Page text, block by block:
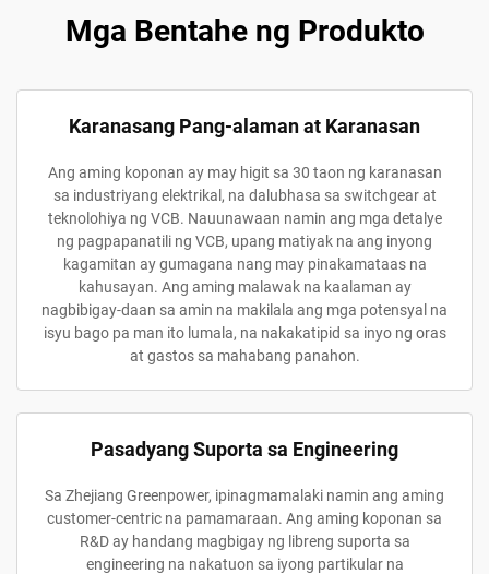
Mga Bentahe ng Produkto
Karanasang Pang-alaman at Karanasan
Ang aming koponan ay may higit sa 30 taon ng karanasan
sa industriyang elektrikal, na dalubhasa sa switchgear at
teknolohiya ng VCB. Nauunawaan namin ang mga detalye
ng pagpapanatili ng VCB, upang matiyak na ang inyong
kagamitan ay gumagana nang may pinakamataas na
kahusayan. Ang aming malawak na kaalaman ay
nagbibigay-daan sa amin na makilala ang mga potensyal na
isyu bago pa man ito lumala, na nakakatipid sa inyo ng oras
at gastos sa mahabang panahon.
Pasadyang Suporta sa Engineering
Sa Zhejiang Greenpower, ipinagmamalaki namin ang aming
customer-centric na pamamaraan. Ang aming koponan sa
R&D ay handang magbigay ng libreng suporta sa
engineering na nakatuon sa iyong partikular na